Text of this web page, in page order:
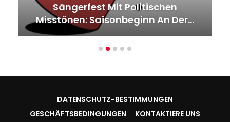
Marc Kempf Von Hertha BSC Im
Interview: „Mir Ging’s Nicht…
DATENSCHUTZ-BESTIMMUNGEN
GESCHÄFTSBEDINGUNGEN
KONTAKTIERE UNS